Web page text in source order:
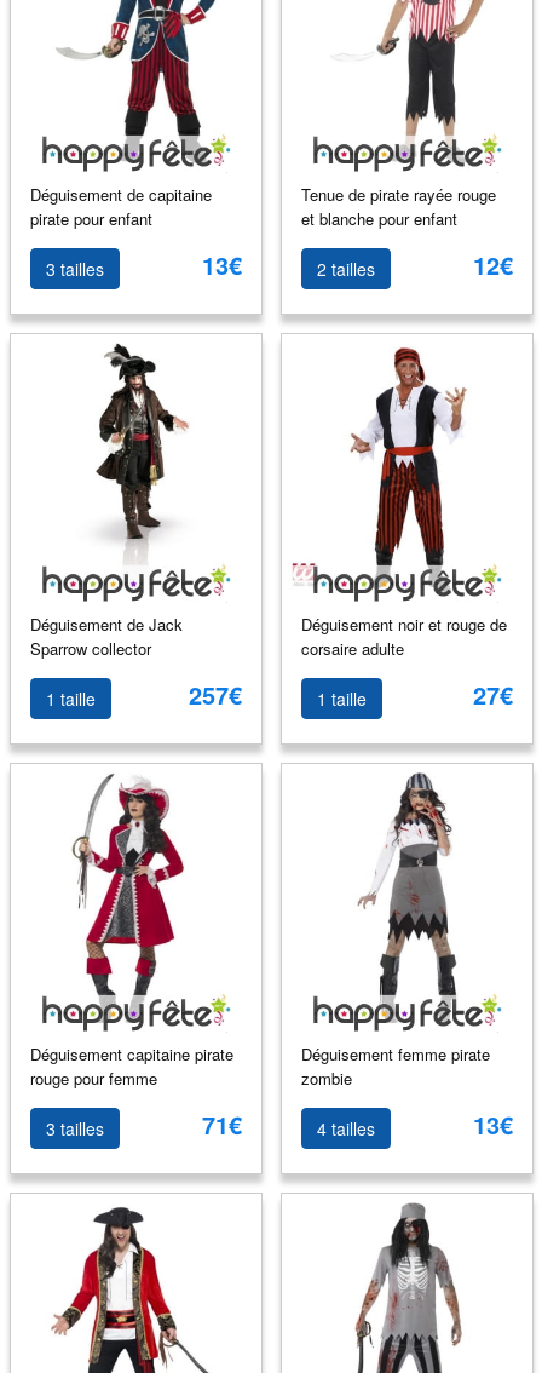
Déguisement de capitaine
pirate pour enfant
3 tailles 13€
Tenue de pirate rayée rouge
et blanche pour enfant
2 tailles 12€
Déguisement de Jack
Sparrow collector
1 taille 257€
Déguisement noir et rouge de
corsaire adulte
1 taille 27€
Déguisement capitaine pirate
rouge pour femme
3 tailles 71€
Déguisement femme pirate
zombie
4 tailles 13€